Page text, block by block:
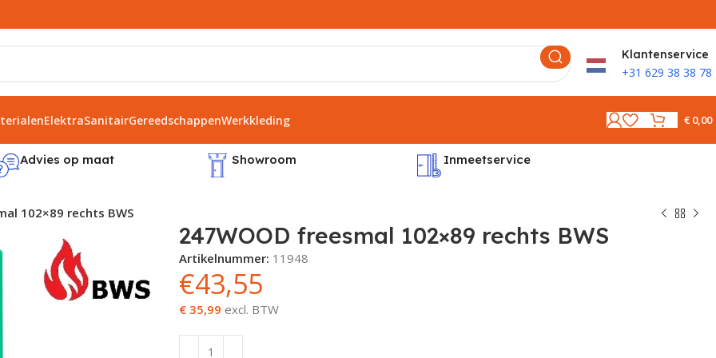
Klantenservice
+31 629 38 38 78
ElektraSanitairGereedschappenWerkkleding €0,00
Advies op maat Showroom Inmeetservice
102×89 rechts BWS
247WOOD freesmal 102×89 rechts BWS
Artikelnummer: 11948
€43,55
€ 35,99 excl. BTW